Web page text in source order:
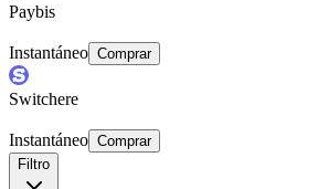
Paybis
Instantáneo Comprar
Switchere
Instantáneo Comprar
Filtro